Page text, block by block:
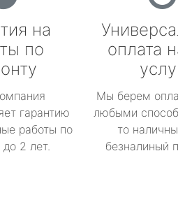
на
по
гарантию
работы по
2 лет.
оплата
Мы берем
любыми
то
безналиный